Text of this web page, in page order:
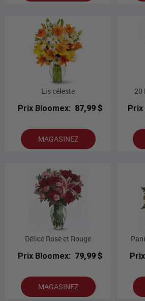
Lis céleste
Prix Bloomex: 87,99 $
MAGASINEZ
20
Délice Rose et Rouge
Prix Bloomex: 79,99 $
MAGASINEZ